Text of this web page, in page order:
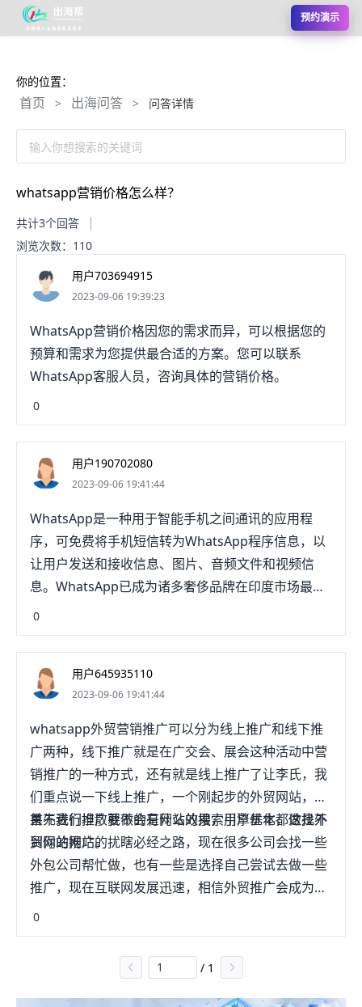
预约演示
你的位置：
首页 > 出海问答 > 问答详情
输入你想搜索的关键词
whatsapp营销价格怎么样？
共计3个回答
浏览次数：110
用户703694915
2023-09-06 19:39:23
WhatsApp营销价格因您的需求而异，可以根据您的
预算和需求为您提供最合适的方案。您可以联系
WhatsApp客服人员，咨询具体的营销价格。
0
用户190702080
2023-09-06 19:41:44
WhatsApp是一种用于智能手机之间通讯的应用程
序，可免费将手机短信转为WhatsApp程序信息，以
让用户发送和接收信息、图片、音频文件和视频信
息。WhatsApp已成为诸多奢侈品牌在印度市场最重
要的营销媒介。服装、食品、手表等零售商通过
WhatsApp与顾客分享顾客分享产品图片、视频，也
可以发送报价单、物流信息等。WhatsApp也可以帮
助消费者更好地做出购物决策，比如他们到店里试衣
时，通常会在购买之前把试衣图片通过WhatsApp发
给亲朋好友看，听听亲朋好友的看法，然后再做最终
决定。从印度《经济时报》10月9日的报道中了解
到：卡地亚、阿玛尼、迪赛和Corneliani等奢侈高档
品牌正使用一个新的工具来推广自己的产品，它就是
WhatsApp。WhatsApp是印度最受欢迎的即时信息
app。很多印度中小企业用该app维护客户关系。
WhatsApp现在被夹克、鞋子、手表甚至糖果等产品
的奢侈品牌作为首要的推广媒介。销售奢侈品其实就
让奢侈品牌推广自己的独到服务，这也是为什么各个
原因。奢侈服装品牌RelianceBrands、高档巧克力品
牌NordicKandie等奢侈品零售店都使用WhatsApp为
0
用户645935110
2023-09-06 19:41:44
whatsapp外贸营销推广可以分为线上推广和线下推
广两种，线下推广就是在广交会、展会这种活动中营
销推广的一种方式，还有就是线上推广了让李氏，我
们重点说一下线上推广，一个刚起步的外贸网站，如
果不进行推广就不会有什么效果，用户基本都做找不
到你的网站。
首先我们坦散要做的是网站的搜索引擎优化，这是外
贸网站推广的扰瞎必经之路，现在很多公司会找一些
外包公司帮忙做，也有一些是选择自己尝试去做一些
推广，现在互联网发展迅速，相信外贸推广会成为以
后的趋势，所以我们自己也应该懂一些外贸推广知
识。
0
/ 1